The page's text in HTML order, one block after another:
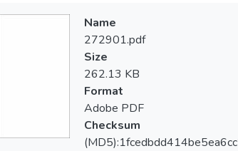
Name
272901.pdf
Size
262.13 KB
Format
Adobe PDF
Checksum